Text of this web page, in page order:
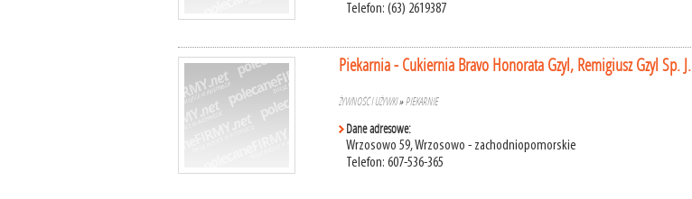
Telefon: (63) 2619387
Piekarnia - Cukiernia Bravo Honorata Gzyl, Remigiusz Gzyl Sp. J.
ŻYWNOŚĆ I UŻYWKI»PIEKARNIE
Dane adresowe:
Wrzosowo 59, Wrzosowo - zachodniopomorskie
Telefon: 607-536-365